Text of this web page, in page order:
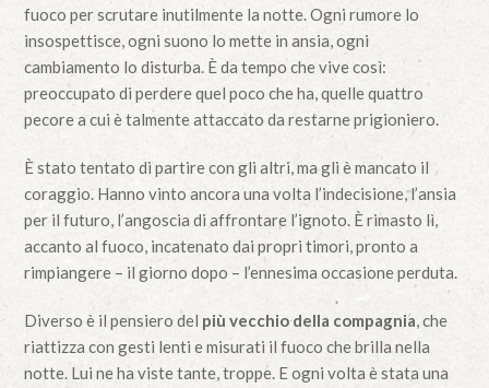
fuoco per scrutare inutilmente la notte. Ogni rumore lo
insospettisce, ogni suono lo mette in ansia, ogni
cambiamento lo disturba. È da tempo che vive così:
preoccupato di perdere quel poco che ha, quelle quattro
pecore a cui è talmente attaccato da restarne prigioniero.
È stato tentato di partire con gli altri, ma gli è mancato il
coraggio. Hanno vinto ancora una volta l’indecisione, l’ansia
per il futuro, l’angoscia di affrontare l’ignoto. È rimasto lì,
accanto al fuoco, incatenato dai propri timori, pronto a
rimpiangere – il giorno dopo – l’ennesima occasione perduta.
Diverso è il pensiero del più vecchio della compagnia, che
riattizza con gesti lenti e misurati il fuoco che brilla nella
notte. Lui ne ha viste tante, troppe. E ogni volta è stata una